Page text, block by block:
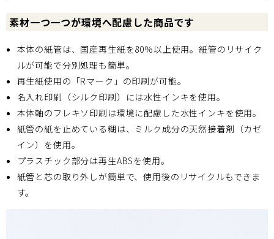
素材一つ一つが環境へ配慮した商品です
本体の紙管は、国産再生紙を80％以上使用。紙管のリサイク
ルが可能で分別処理も簡単。
再生紙使用の「Rマーク」の印刷が可能。
名入れ印刷（シルク印刷）には水性インキを使用。
本体軸のフレキソ印刷は環境に配慮した水性インキを使用。
紙管の紙を止めている糊は、ミルク成分の天然接着剤（カゼ
イン）を使用。
プラスチック部分は再生ABSを使用。
紙管と芯の取り外しが簡単で、使用後のリサイクルもできま
す。